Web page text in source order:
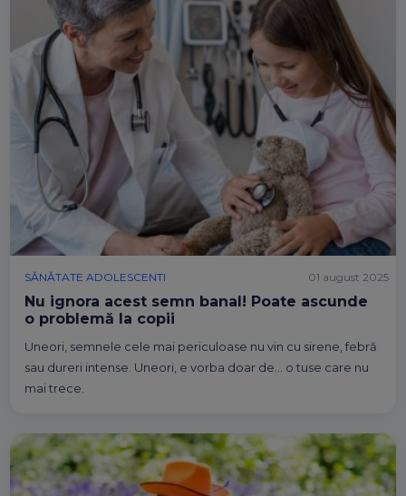
SĂNĂTATE ADOLESCENTI
Nu ignora acest semn banal! Poate ascunde
o problemă la copii
Uneori, semnele cele mai periculoase nu vin cu sirene, febră
sau dureri intense. Uneori, e vorba doar de… o tuse care nu
mai trece.
01 august 2025